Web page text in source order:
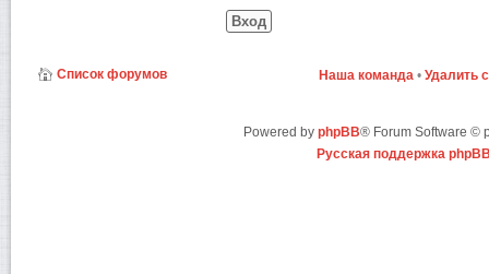
Список форумов Наша команда • Удалить
Powered by phpBB® Forum Software ©
Русская поддержка